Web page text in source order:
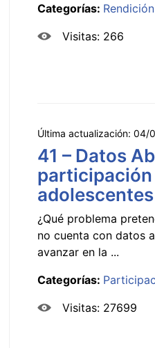
Categorías:
Visitas: 266
Última actualización: 04/
41 – Datos
participación
adolescentes
¿Qué problema
no cuenta con datos
avanzar en la ...
Categorías:
Visitas: 27699